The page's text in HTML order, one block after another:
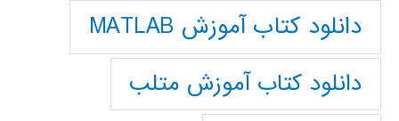
دانلود کتاب آموزش MATLAB
دانلود کتاب آموزش متلب